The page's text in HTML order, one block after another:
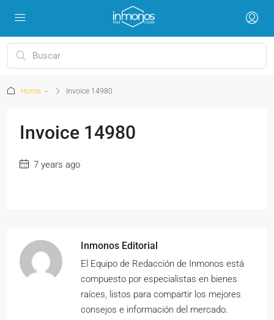
Home Invoice 14980
Invoice 14980
7 years ago
Inmonos Editorial
El Equipo de Redacción de Inmonos está
compuesto por especialistas en bienes
raíces, listos para compartir los mejores
consejos e información del mercado.